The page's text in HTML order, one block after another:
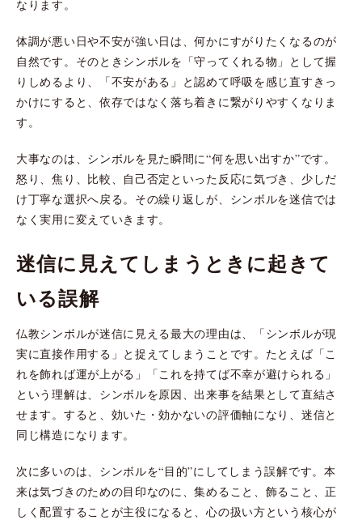
なります。
体調が悪い日や不安が強い日は、何かにすがりたくなるのが
自然です。そのときシンボルを「守ってくれる物」として握
りしめるより、「不安がある」と認めて呼吸を感じ直すきっ
かけにすると、依存ではなく落ち着きに繋がりやすくなりま
す。
大事なのは、シンボルを見た瞬間に“何を思い出すか”です。
怒り、焦り、比較、自己否定といった反応に気づき、少しだ
け丁寧な選択へ戻る。その繰り返しが、シンボルを迷信では
なく実用に変えていきます。
迷信に見えてしまうときに起きて
いる誤解
仏教シンボルが迷信に見える最大の理由は、「シンボルが現
実に直接作用する」と捉えてしまうことです。たとえば「こ
れを飾れば運が上がる」「これを持てば不幸が避けられる」
という理解は、シンボルを原因、出来事を結果として直結さ
せます。すると、効いた・効かないの評価軸になり、迷信と
同じ構造になります。
次に多いのは、シンボルを“目的”にしてしまう誤解です。本
来は気づきのための目印なのに、集めること、飾ること、正
しく配置することが主役になると、心の扱い方という核心が